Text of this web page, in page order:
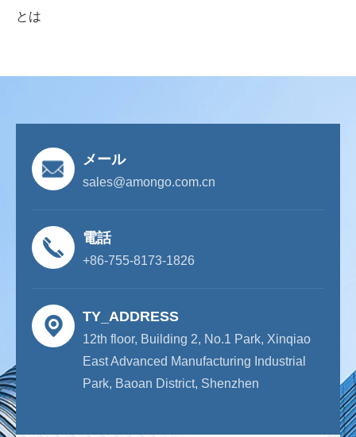
とは
メール
sales@amongo.com.cn
電話
+86-755-8173-1826
TY_ADDRESS
12th floor, Building 2, No.1 Park, Xinqiao
East Advanced Manufacturing Industrial
Park, Baoan District, Shenzhen